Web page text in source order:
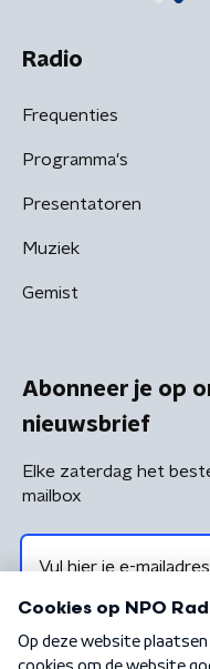
Radio
Frequenties
Programma's
Presentatoren
Muziek
Gemist
Abonneer je op
nieuwsbrief
Elke zaterdag het
mailbox